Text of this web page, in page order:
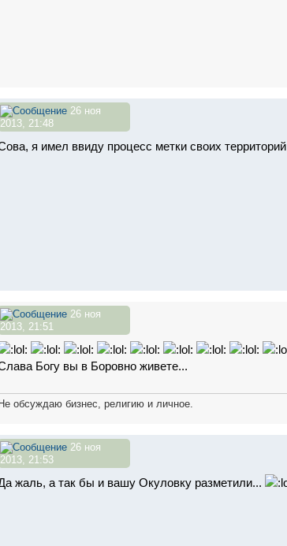
26 ноя
2013, 21:48
я имел ввиду процесс метки своих территорий
26 ноя
2013, 21:51
Богу вы в Боровно живете...
Не обсуждаю бизнес, религию и личное.
26 ноя
2013, 21:53
жаль, а так бы и вашу Окуловку разметили...